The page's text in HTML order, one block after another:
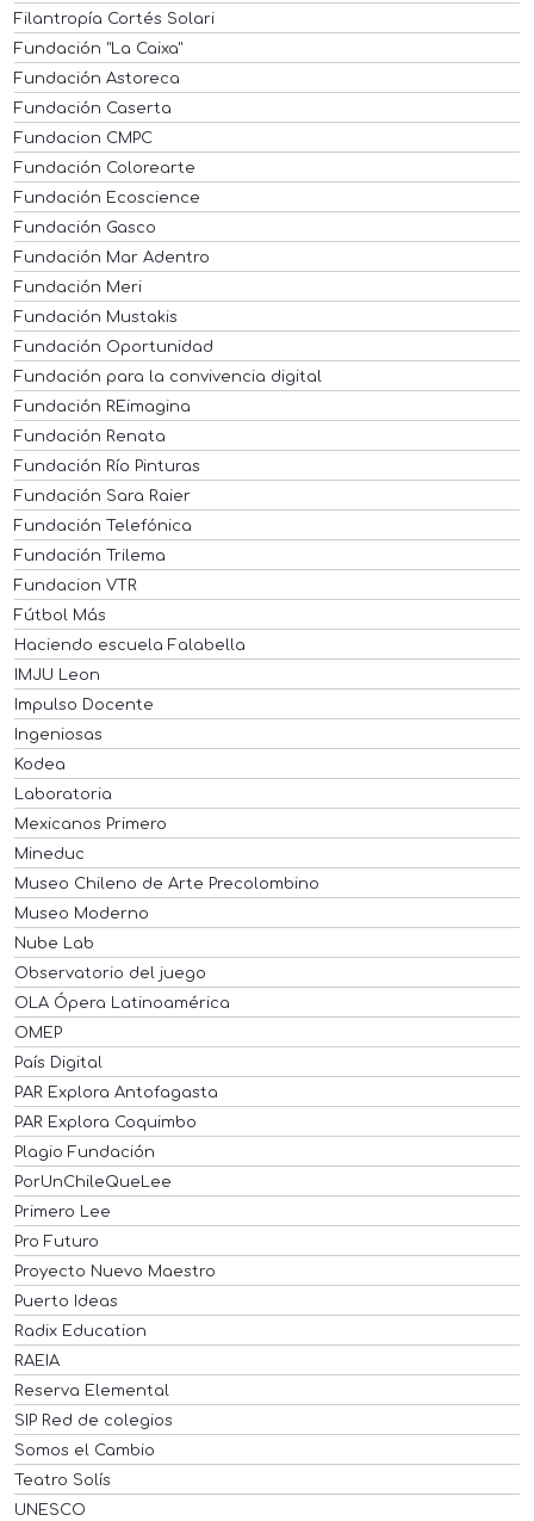
Filantropía Cortés Solari
Fundación "La Caixa"
Fundación Astoreca
Fundación Caserta
Fundacion CMPC
Fundación Colorearte
Fundación Ecoscience
Fundación Gasco
Fundación Mar Adentro
Fundación Meri
Fundación Mustakis
Fundación Oportunidad
Fundación para la convivencia digital
Fundación REimagina
Fundación Renata
Fundación Río Pinturas
Fundación Sara Raier
Fundación Telefónica
Fundación Trilema
Fundacion VTR
Fútbol Más
Haciendo escuela Falabella
IMJU Leon
Impulso Docente
Ingeniosas
Kodea
Laboratoria
Mexicanos Primero
Mineduc
Museo Chileno de Arte Precolombino
Museo Moderno
Nube Lab
Observatorio del juego
OLA Ópera Latinoamérica
OMEP
País Digital
PAR Explora Antofagasta
PAR Explora Coquimbo
Plagio Fundación
PorUnChileQueLee
Primero Lee
Pro Futuro
Proyecto Nuevo Maestro
Puerto Ideas
Radix Education
RAEIA
Reserva Elemental
SIP Red de colegios
Somos el Cambio
Teatro Solís
UNESCO